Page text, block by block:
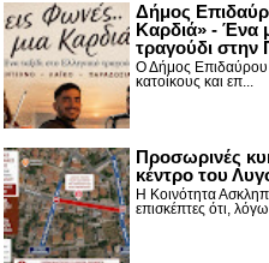
Δήμος
Καρδιά» - Ένα
τραγούδι στην
Ο Δήμος Επιδαύρου
κατοίκους και επ...
Προσωρινές
κέντρο του
Η Κοινότητα
επισκέπτες ότι,